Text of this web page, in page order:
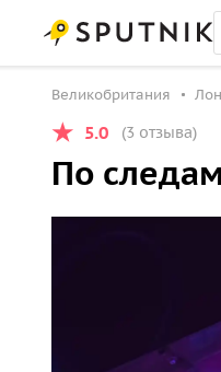
Великобритания
5.0 (3 отзыва)
По